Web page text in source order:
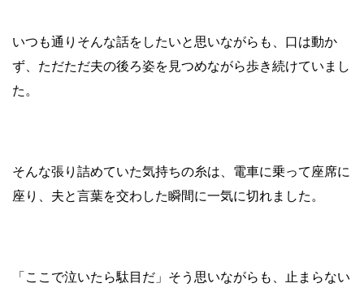
いつも通りそんな話をしたいと思いながらも、口は動か
ず、ただただ夫の後ろ姿を見つめながら歩き続けていまし
た。
そんな張り詰めていた気持ちの糸は、電車に乗って座席に
座り、夫と言葉を交わした瞬間に一気に切れました。
「ここで泣いたら駄目だ」そう思いながらも、止まらない